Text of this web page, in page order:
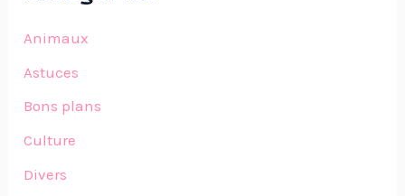
Animaux
Astuces
Bons plans
Culture
Divers